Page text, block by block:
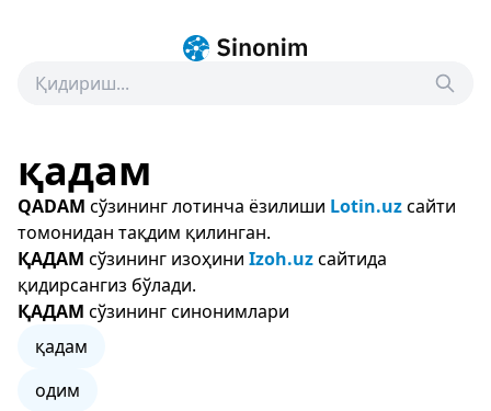
қадам
QADAM сўзининг лотинча ёзилиши Lotin.uzсайти
томонидан тақдим қилинган.
ҚАДАМ сўзининг изоҳини Izoh.uzсайтида
қидирсангиз бўлади.
ҚАДАМ сўзининг синонимлари
қадам
одим